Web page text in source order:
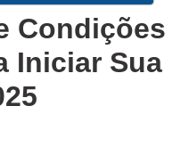
Condições
Iniciar Sua